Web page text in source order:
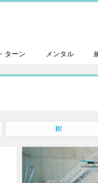
ターン メンタル